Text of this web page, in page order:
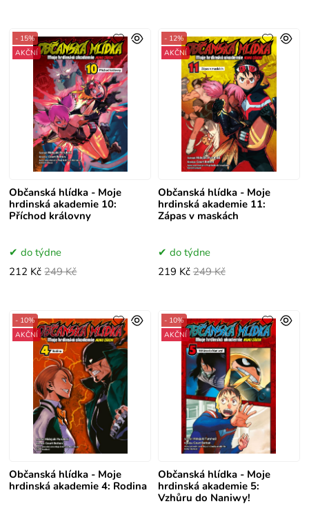
Občanská hlídka - Moje
hrdinská akademie 10:
Příchod královny
- 15%
AKČNÍ
do týdne
212 Kč 249 Kč
Občanská hlídka - Moje
hrdinská akademie 11:
Zápas v maskách
- 12%
AKČNÍ
do týdne
219 Kč 249 Kč
Občanská hlídka - Moje
hrdinská akademie 4: Rodina
- 10%
AKČNÍ
Občanská hlídka - Moje
hrdinská akademie 5:
Vzhůru do Naniwy!
- 10%
AKČNÍ